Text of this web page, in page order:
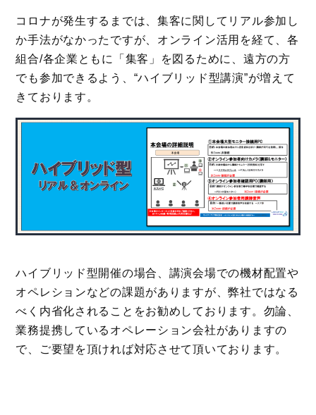
コロナが発生するまでは、集客に関してリアル参加し
か手法がなかったですが、オンライン活用を経て、各
組合/各企業ともに「集客」を図るために、遠方の方
でも参加できるよう、“ハイブリッド型講演”が増えて
きております。
ハイブリッド型開催の場合、講演会場での機材配置や
オペレションなどの課題がありますが、弊社ではなる
べく内省化されることをお勧めしております。勿論、
業務提携しているオペレーション会社がありますの
で、ご要望を頂ければ対応させて頂いております。